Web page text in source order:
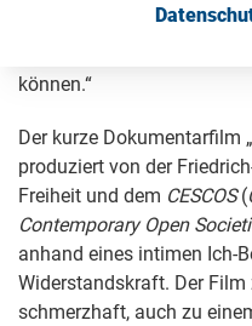
sie, „ist nicht nur ein Recht
können.“
Der kurze Dokumentarfilm
produziert von der
Freiheit und dem CESCOS(
Contemporary Open
anhand eines intimen Ich-
Widerstandskraft. Der
schmerzhaft, auch zu